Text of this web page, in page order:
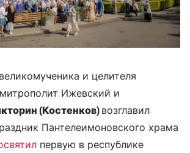
и целителя
Ижевский и
(Костенков) возглавил
Пантелеимоновского храма
первую в республике